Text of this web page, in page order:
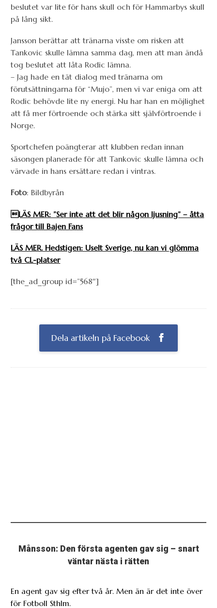
beslutet var lite för hans skull och för Hammarbys skull
på lång sikt.
Jansson berättar att tränarna visste om risken att
Tankovic skulle lämna samma dag, men att man ändå
tog beslutet att låta Rodic lämna.
– Jag hade en tät dialog med tränarna om
förutsättningarna för “Mujo”, men vi var eniga om att
Rodic behövde lite ny energi. Nu har han en möjlighet
att få mer förtroende och stärka sitt självförtroende i
Norge.
Sportchefen poängterar att klubben redan innan
säsongen planerade för att Tankovic skulle lämna och
värvade in hans ersättare redan i vintras.
Foto: Bildbyrån
LÄS MER: ”Ser inte att det blir någon ljusning” – åtta
frågor till Bajen Fans
LÄS MER. Hedstigen: Uselt Sverige, nu kan vi glömma
två CL-platser
[the_ad_group id=”568″]
Dela artikeln på Facebook
Månsson: Den första agenten gav sig – snart
väntar nästa i rätten
En agent gav sig efter två år. Men än är det inte över
för Fotboll Sthlm.